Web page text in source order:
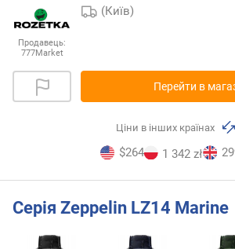
Продавець:
777Market
(Київ)
Перейти в
Ціни в інших країнах
$264 1 342 zł
Серія Zeppelin LZ14 Marine